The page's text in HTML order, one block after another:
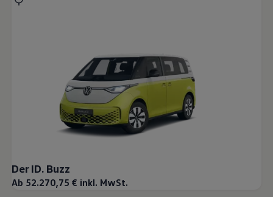
Der ID. Buzz
Ab 52.270,75 € inkl. MwSt.